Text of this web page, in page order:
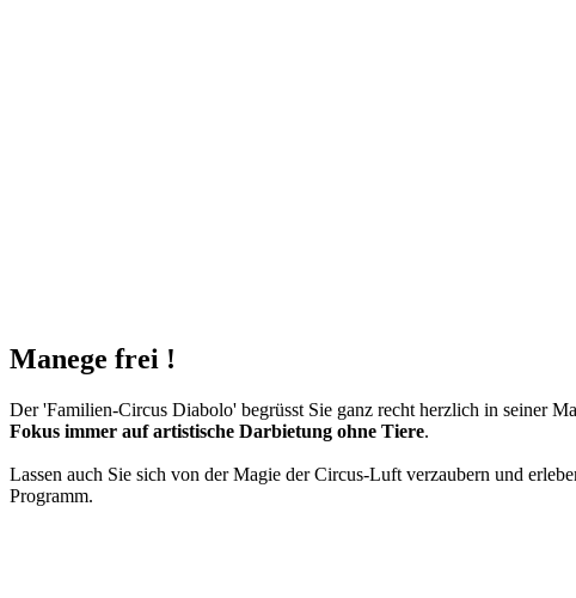
Manege frei !
Der 'Familien-Circus Diabolo' begrüsst Sie ganz recht herzlich in seiner
Fokus immer auf artistische Darbietung ohne Tiere.
Lassen auch Sie sich von der Magie der Circus-Luft verzaubern und
Programm.